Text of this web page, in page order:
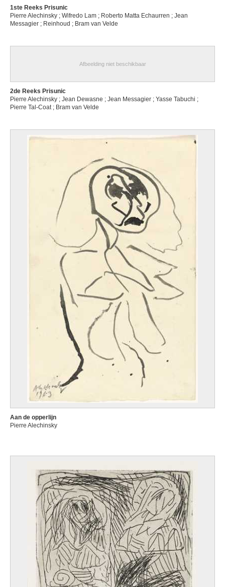
1ste Reeks Prisunic
Pierre Alechinsky ; Wifredo Lam ; Roberto Matta Echaurren ; Jean
Messagier ; Reinhoud ; Bram van Velde
Afbeelding niet beschikbaar
2de Reeks Prisunic
Pierre Alechinsky ; Jean Dewasne ; Jean Messagier ; Yasse Tabuchi ;
Pierre Tal-Coat ; Bram van Velde
Aan de opperlijn
Pierre Alechinsky